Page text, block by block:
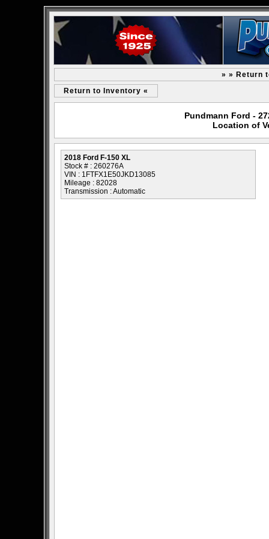
» » Return
Return to Inventory «
Pundmann Ford -
Location of
2018 Ford F-150 XL
Stock # : 260276A
VIN : 1FTFX1E50JKD13085
Mileage : 82028
Transmission : Automatic